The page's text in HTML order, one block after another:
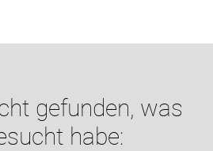
gefunden, was
habe: